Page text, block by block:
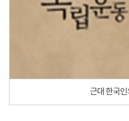
근대 한국